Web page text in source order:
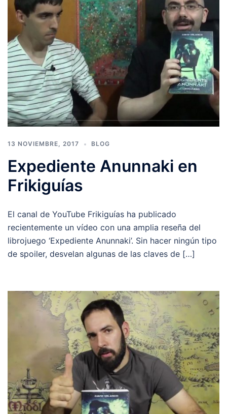
13 NOVIEMBRE, 2017 BLOG
Expediente Anunnaki en
Frikiguías
El canal de YouTube Frikiguías ha publicado
recientemente un vídeo con una amplia reseña del
librojuego ‘Expediente Anunnaki’. Sin hacer ningún tipo
de spoiler, desvelan algunas de las claves de […]